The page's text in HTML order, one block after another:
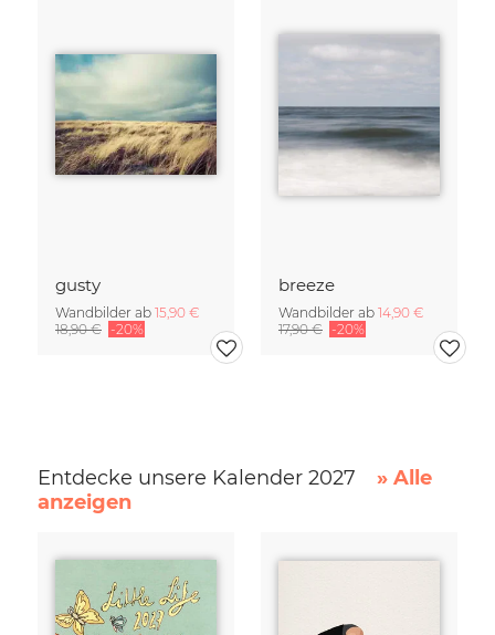
gusty
Wandbilder ab 15,90 €
18,90 € -20%
breeze
Wandbilder ab 14,90 €
17,90 € -20%
Entdecke unsere Kalender 2027
» Alle
anzeigen